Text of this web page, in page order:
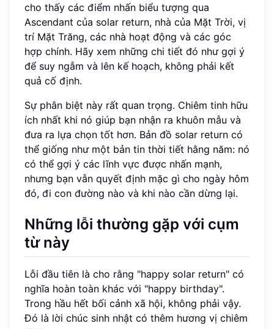
cho thấy các điểm nhấn biểu tượng qua
Ascendant của solar return, nhà của Mặt Trời, vị
trí Mặt Trăng, các nhà hoạt động và các góc
hợp chính. Hãy xem những chi tiết đó như gợi ý
để suy ngẫm và lên kế hoạch, không phải kết
quả cố định.
Sự phân biệt này rất quan trọng. Chiêm tinh hữu
ích nhất khi nó giúp bạn nhận ra khuôn mẫu và
đưa ra lựa chọn tốt hơn. Bản đồ solar return có
thể giống như một bản tin thời tiết hằng năm: nó
có thể gợi ý các lĩnh vực được nhấn mạnh,
nhưng bạn vẫn quyết định mặc gì cho ngày hôm
đó, đi con đường nào và khi nào cần dừng lại.
Những lỗi thường gặp với cụm
từ này
Lỗi đầu tiên là cho rằng "happy solar return" có
nghĩa hoàn toàn khác với "happy birthday".
Trong hầu hết bối cảnh xã hội, không phải vậy.
Đó là lời chúc sinh nhật có thêm hương vị chiêm